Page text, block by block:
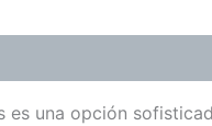
es una opción